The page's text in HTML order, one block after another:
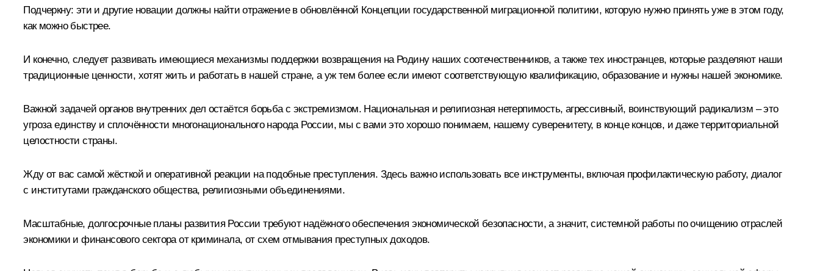
Подчеркну: эти и другие новации должны найти отражение в обновлённой Концепции государственной миграционной политики, которую нужно принять уже в этом году,
как можно быстрее.
И конечно, следует развивать имеющиеся механизмы поддержки возвращения на Родину наших соотечественников, а также тех иностранцев, которые разделяют наши
традиционные ценности, хотят жить и работать в нашей стране, а уж тем более если имеют соответствующую квалификацию, образование и нужны нашей экономике.
Важной задачей органов внутренних дел остаётся борьба с экстремизмом. Национальная и религиозная нетерпимость, агрессивный, воинствующий радикализм – это
угроза единству и сплочённости многонационального народа России, мы с вами это хорошо понимаем, нашему суверенитету, в конце концов, и даже территориальной
целостности страны.
Жду от вас самой жёсткой и оперативной реакции на подобные преступления. Здесь важно использовать все инструменты, включая профилактическую работу, диалог
с институтами гражданского общества, религиозными объединениями.
Масштабные, долгосрочные планы развития России требуют надёжного обеспечения экономической безопасности, а значит, системной работы по очищению отраслей
экономики и финансового сектора от криминала, от схем отмывания преступных доходов.